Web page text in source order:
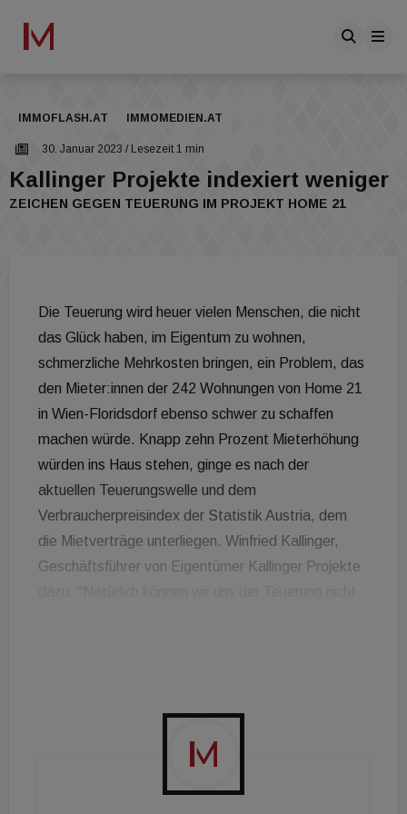
IMMOFLASH.AT IMMOMEDIEN.AT
30. Januar 2023 / Lesezeit 1 min
Kallinger Projekte indexiert weniger
ZEICHEN GEGEN TEUERUNG IM PROJEKT HOME 21
Die Teuerung wird heuer vielen Menschen, die nicht
das Glück haben, im Eigentum zu wohnen,
schmerzliche Mehrkosten bringen, ein Problem, das
den Mieter:innen der 242 Wohnungen von Home 21
in Wien-Floridsdorf ebenso schwer zu schaffen
machen würde. Knapp zehn Prozent Mieterhöhung
würden ins Haus stehen, ginge es nach der
aktuellen Teuerungswelle und dem
Verbraucherpreisindex der Statistik Austria, dem
die Mietverträge unterliegen. Winfried Kallinger,
Geschäftsführer von Eigentümer Kallinger Projekte
Notwendigkeiten der Immobilienwirtschaft
widerspiegelt". Als Konsequenz dieser
Überlegungen verrechnet Kallinger Projekte die
Indexerhöhung der Mieten von Home 21 gegenüber